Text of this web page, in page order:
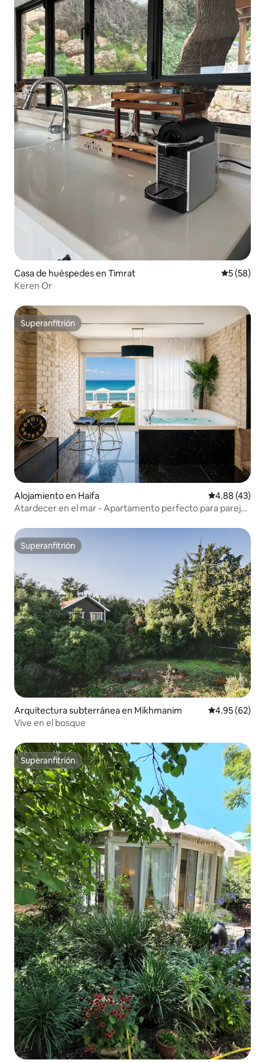
Casa de huéspedes en Timrat
5 (58)
Keren Or
Superanfitrión
Superanfitrión
Alojamiento en Haifa Calificación
4.88 (43)
Atardecer en el mar - Apartamento perfecto para parejas
Superanfitrión
Superanfitrión
Arquitectura subterránea en Mikhmanim Calificación
4.95 (62)
Vive en el bosque
Superanfitrión
Superanfitrión